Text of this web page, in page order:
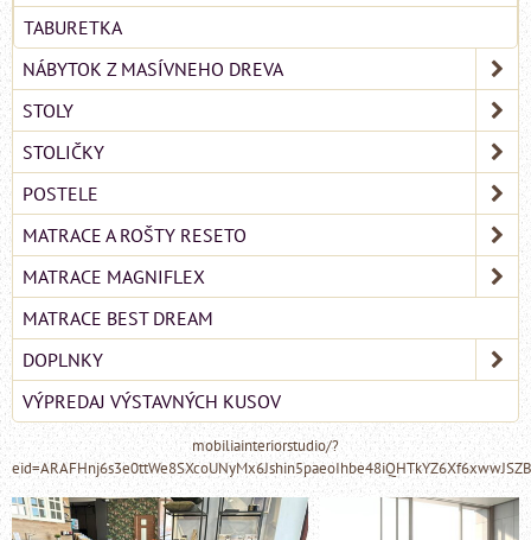
TABURETKA
NÁBYTOK Z MASÍVNEHO DREVA
STOLY
STOLIČKY
POSTELE
MATRACE A ROŠTY RESETO
MATRACE MAGNIFLEX
MATRACE BEST DREAM
DOPLNKY
VÝPREDAJ VÝSTAVNÝCH KUSOV
mobiliainteriorstudio/?